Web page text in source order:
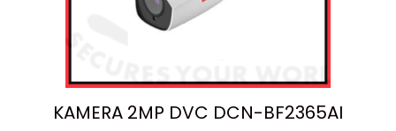
KAMERA 2MP DVC DCN-BF2365AI